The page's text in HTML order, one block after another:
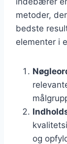
metoder,
bedste
elementer i
og